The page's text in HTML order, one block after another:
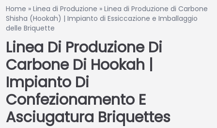
Home » Linea di Produzione » Linea di Produzione di Carbone
Shisha (Hookah) | Impianto di Essiccazione e Imballaggio
delle Briquette
Linea Di Produzione Di
Carbone Di Hookah |
Impianto Di
Confezionamento E
Asciugatura Briquettes